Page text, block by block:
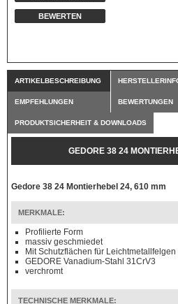
BEWERTEN
ARTIKELBESCHREIBUNG
EMPFEHLUNGEN BEWERTUNGEN
PRODUKTSICHERHEIT & DOWNLOADS
GEDORE 38 24
Gedore 38 24 Montierhebel 24, 610 mm
MERKMALE:
Profilierte Form
massiv geschmiedet
Mit Schutzflächen für Leichtmetallfelgen
GEDORE Vanadium-Stahl 31CrV3
verchromt
TECHNISCHE MERKMALE: